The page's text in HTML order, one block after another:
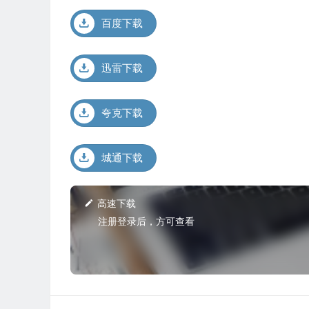
百度下载
迅雷下载
夸克下载
城通下载
高速下载
注册登录后，方可查看